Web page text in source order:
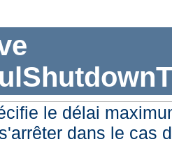
le délai
dans le cas